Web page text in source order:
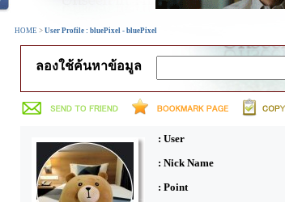
HOME > User Profile : bluePixel - bluePixel
ลองใช้ค้นหาข้อมูล
: User
: Nick Name
: Point